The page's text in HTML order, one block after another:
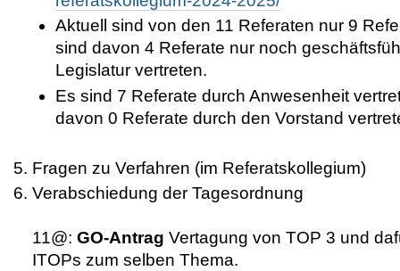
Aktuell sind von den 11 Referaten nur 9
sind davon 4 Referate nur noch
Legislatur vertreten.
Es sind 7 Referate durch Anwesenheit
davon 0 Referate durch den Vorstand
Fragen zu Verfahren (im Referatskollegium)
Verabschiedung der Tagesordnung
11@:GO-Antrag Vertagung von TOP 3 und
ITOPs zum selben Thema.